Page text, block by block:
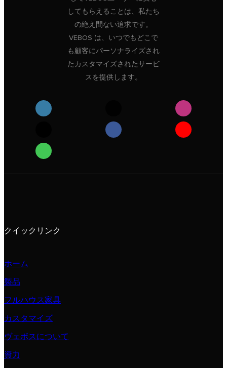
してもらえることは、私たち
の絶え間ない追求です。
VEBOS は、いつでもどこで
も顧客にパーソナライズされ
たカスタマイズされたサービ
スを提供します。
クイックリンク
ホーム
製品
フルハウス家具
カスタマイズ
ヴェボスについて
資力